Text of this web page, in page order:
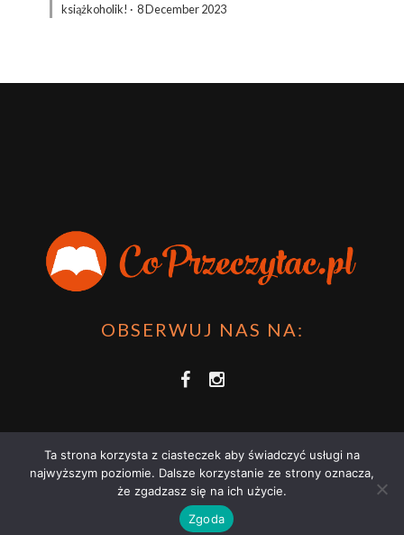
książkoholik! · 8 December 2023
OBSERWUJ NAS NA:
COPRZECZYTAĆ.PL 2021 | STRONA WYKORZYSTUJE PLIKI COOKIES |
POLITYKĄ PRYWATNOŚCI
Ta strona korzysta z ciasteczek aby świadczyć usługi na
najwyższym poziomie. Dalsze korzystanie ze strony oznacza,
że zgadzasz się na ich użycie.
Zgoda